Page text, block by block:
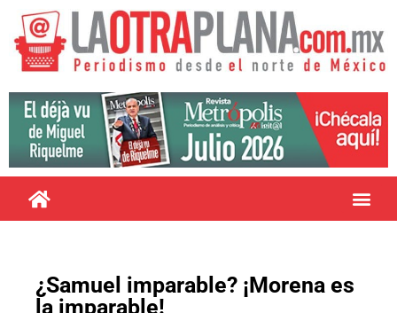
¿Samuel imparable? ¡Morena es
la imparable!